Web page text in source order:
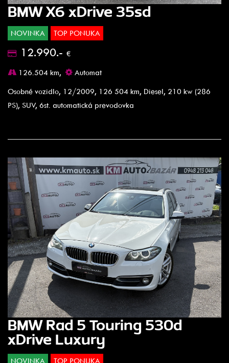
BMW X6 xDrive 35sd
NOVINKA TOP PONUKA
12.990.- €
126.504 km,
Automat
Osobné vozidlo, 12/2009, 126 504 km, Diesel, 210 kw (286
PS), SUV, 6st. automatická prevodovka
BMW Rad 5 Touring 530d
xDrive Luxury
NOVINKA TOP PONUKA